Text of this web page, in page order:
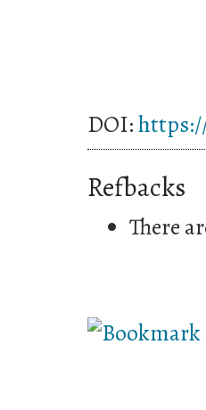
DOI:
Refbacks
There